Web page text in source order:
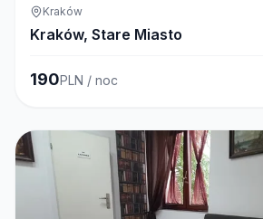
Kraków
Kraków, Stare Miasto
190PLN / noc